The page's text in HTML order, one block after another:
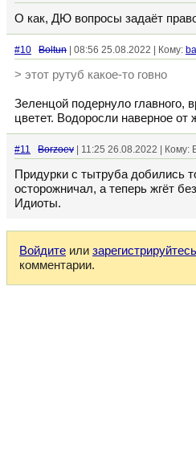
О как, ДЮ вопросы задаёт
#10 Boltun | 08:56 25.08.2022 | Кому:
> этот рутуб какое-то говно
Зеленцой подернуло главного,
цветет. Водоросли наверное от
#11 Borzoev | 11:25 26.08.2022 | Кому:
Придурки с тытруба добились
осторожничал, а теперь жгёт
Идиоты.
Войдите или зарегистрируйтесь
комментарии.